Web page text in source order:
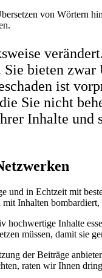
von Wörtern
bieten
ist
Sie nicht
Inhalte und
und in Echtzeit mit
Inhalten
Inhalte
müssen, damit sie
der Beiträge
raten wir Ihnen